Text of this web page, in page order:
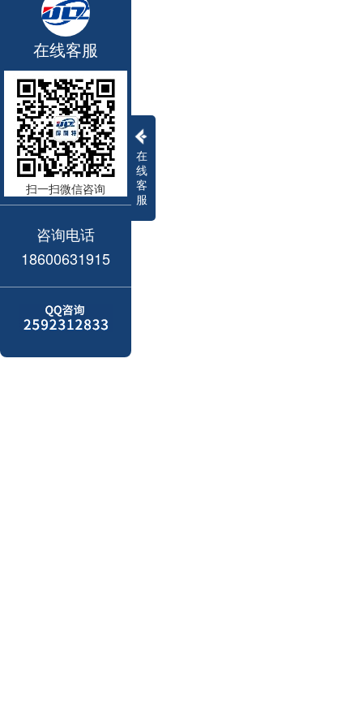
在
线
客
服
在线客服
扫一扫微信咨询
咨询电话
18600631915